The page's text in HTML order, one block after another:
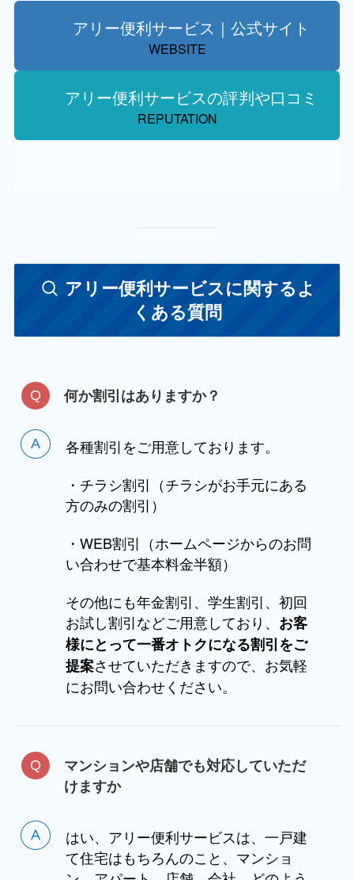
アリー便利サービス｜公式サイト
WEBSITE
アリー便利サービスの評判や口コミ
REPUTATION
アリー便利サービスに関するよ
くある質問
何か割引はありますか？
各種割引をご用意しております。
・チラシ割引（チラシがお手元にある
方のみの割引）
・WEB割引（ホームページからのお問
い合わせで基本料金半額）
その他にも年金割引、学生割引、初回
お試し割引などご用意しており、 お客
様にとって一番オトクになる割引をご
提案させていただきますので、お気軽
にお問い合わせください。
マンションや店舗でも対応していただ
けますか
はい、アリー便利サービスは、一戸建
て住宅はもちろんのこと、マンショ